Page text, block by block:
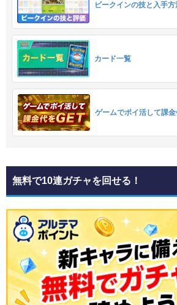
ビークインの技と入手方
カード一覧
ゲームでポイ活して課金
無料で10連ガチャを回せる！